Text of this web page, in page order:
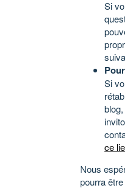
Si
Si
ce
Nous
pourra